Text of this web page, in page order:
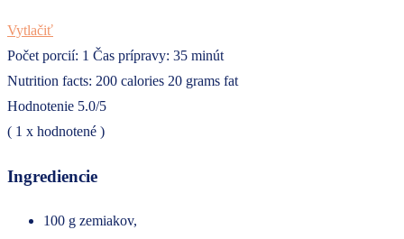
Vytlačiť
Počet porcií: 1 Čas prípravy: 35 minút
Nutrition facts: 200 calories 20 grams fat
Hodnotenie 5.0/5
( 1 x hodnotené )
Ingrediencie
100 g zemiakov,